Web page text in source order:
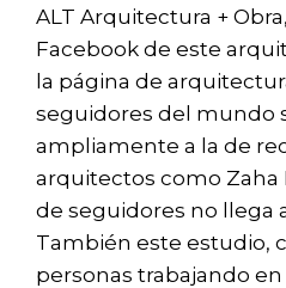
ALT Arquitectura +
Facebook de este
la página de
seguidores del mundo
ampliamente a la de
arquitectos como Zaha
de seguidores no llega
También este estudio,
personas trabajando en